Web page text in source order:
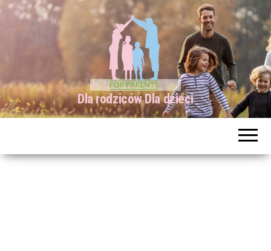
Dla rodziców Dla dzieci